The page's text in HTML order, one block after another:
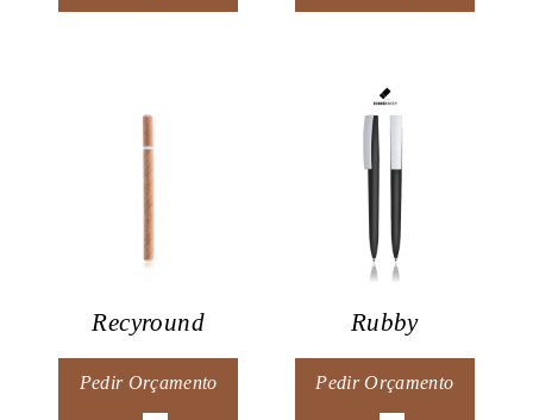
Recyround
Pedir Orçamento
Rubby
Pedir Orçamento